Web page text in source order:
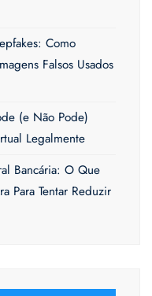
Como
Falsos Usados
(e Não Pode)
Legalmente
Bancária: O Que
Para Tentar Reduzir